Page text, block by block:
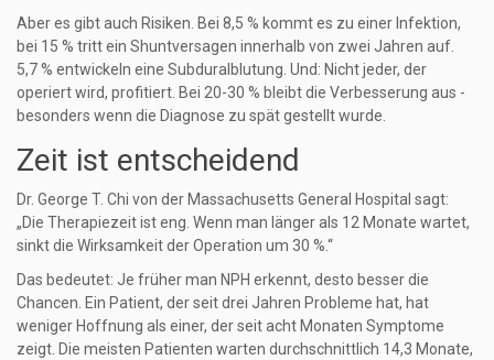
Aber es gibt auch Risiken. Bei 8,5 % kommt es zu einer Infektion,
bei 15 % tritt ein Shuntversagen innerhalb von zwei Jahren auf.
5,7 % entwickeln eine Subduralblutung. Und: Nicht jeder, der
operiert wird, profitiert. Bei 20-30 % bleibt die Verbesserung aus -
besonders wenn die Diagnose zu spät gestellt wurde.
Zeit ist entscheidend
Dr. George T. Chi von der Massachusetts General Hospital sagt:
„Die Therapiezeit ist eng. Wenn man länger als 12 Monate wartet,
sinkt die Wirksamkeit der Operation um 30 %.“
Das bedeutet: Je früher man NPH erkennt, desto besser die
Chancen. Ein Patient, der seit drei Jahren Probleme hat, hat
weniger Hoffnung als einer, der seit acht Monaten Symptome
zeigt. Die meisten Patienten warten durchschnittlich 14,3 Monate,